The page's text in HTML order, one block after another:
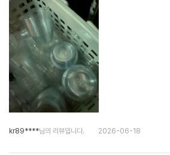
kr89****님의 리뷰입니다. 2026-06-18